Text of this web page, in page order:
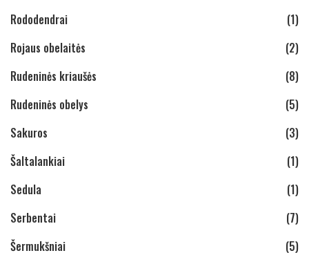
Rododendrai
(1)
Rojaus obelaitės
(2)
Rudeninės kriaušės
(8)
Rudeninės obelys
(5)
Sakuros
(3)
Šaltalankiai
(1)
Sedula
(1)
Serbentai
(7)
Šermukšniai
(5)